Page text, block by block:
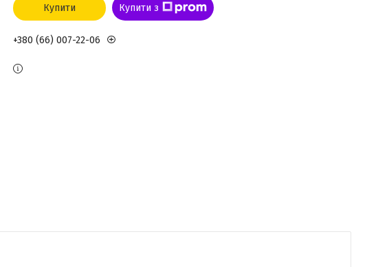
Купити Купити з
+380 (66) 007-22-06